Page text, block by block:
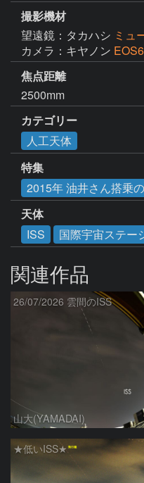
撮影機材
望遠鏡：タカハシ ミュ
カメラ：キヤノン
焦点距離
2500mm
カテゴリー
人工天体
特集
2015年 油井さん搭乗
天体
ISS
国際宇宙ステー
関連作品
26/07/2026 雲間のISS
山大(YAMADAI)
★低いISS★